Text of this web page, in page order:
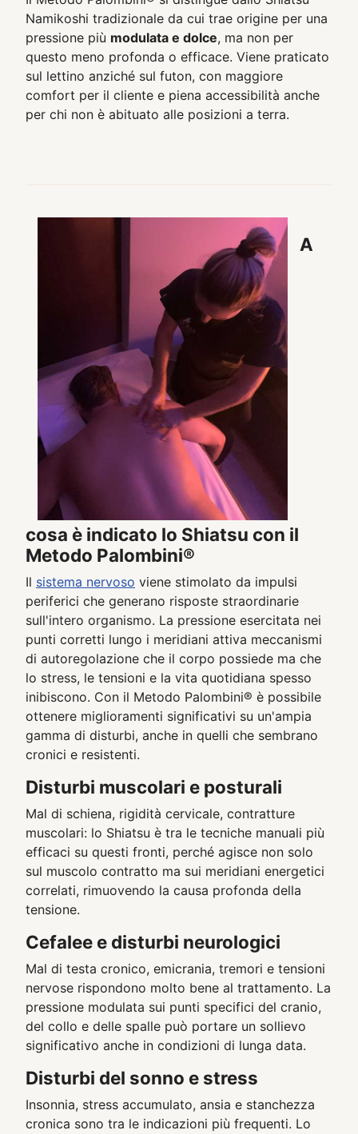
Namikoshi tradizionale da cui trae origine per una
pressione più modulata e dolce, ma non per
questo meno profonda o efficace. Viene praticato
sul lettino anziché sul futon, con maggiore
comfort per il cliente e piena accessibilità anche
per chi non è abituato alle posizioni a terra.
A
cosa è indicato lo Shiatsu con il
Metodo Palombini®
Il sistema nervoso viene stimolato da impulsi
periferici che generano risposte straordinarie
sull'intero organismo. La pressione esercitata nei
punti corretti lungo i meridiani attiva meccanismi
di autoregolazione che il corpo possiede ma che
lo stress, le tensioni e la vita quotidiana spesso
inibiscono. Con il Metodo Palombini® è possibile
ottenere miglioramenti significativi su un'ampia
gamma di disturbi, anche in quelli che sembrano
cronici e resistenti.
Disturbi muscolari e posturali
Mal di schiena, rigidità cervicale, contratture
muscolari: lo Shiatsu è tra le tecniche manuali più
efficaci su questi fronti, perché agisce non solo
sul muscolo contratto ma sui meridiani energetici
correlati, rimuovendo la causa profonda della
tensione.
Cefalee e disturbi neurologici
Mal di testa cronico, emicrania, tremori e tensioni
nervose rispondono molto bene al trattamento. La
pressione modulata sui punti specifici del cranio,
del collo e delle spalle può portare un sollievo
significativo anche in condizioni di lunga data.
Disturbi del sonno e stress
Insonnia, stress accumulato, ansia e stanchezza
cronica sono tra le indicazioni più frequenti. Lo